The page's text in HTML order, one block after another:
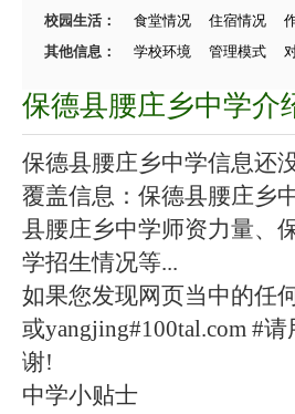
校园生活：
食堂情况 住宿情况
其他信息：
学校环境 管理模式
保德县腰庄乡中学介
保德县腰庄乡中学信息还
覆盖信息：保德县腰庄乡
县腰庄乡中学师资力量、
学招生情况等...
如果您发现网页当中的任
或yangjing#100tal.com #
谢!
中学小贴士